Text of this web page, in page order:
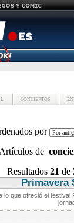
CONCIERTOS
por
Artículos de
Resultados 21 de
Primavera
lo que ofreció el festival